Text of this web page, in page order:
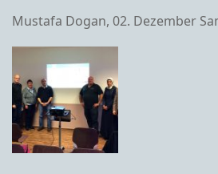
Mustafa Dogan, 02. Dezember